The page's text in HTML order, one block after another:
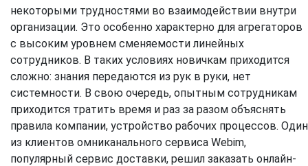
некоторыми трудностями во взаимодействии внутри
организации. Это особенно характерно для агрегаторов
с высоким уровнем сменяемости линейных
сотрудников. В таких условиях новичкам приходится
сложно: знания передаются из рук в руки, нет
системности. В свою очередь, опытным сотрудникам
приходится тратить время и раз за разом объяснять
правила компании, устройство рабочих процессов. Один
из клиентов омниканального сервиса Webim,
популярный сервис доставки, решил заказать онлайн-